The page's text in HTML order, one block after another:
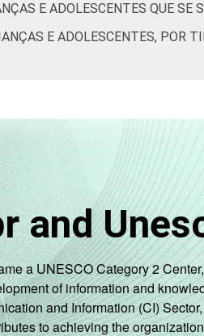
E ADOLESCENTES QUE
E ADOLESCENTES, POR
and
a UNESCO Category 2
of information and
and Information (CI)
to achieving the